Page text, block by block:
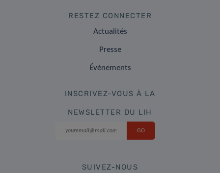
RESTEZ CONNECTER
Actualités
Presse
Événements
INSCRIVEZ-VOUS À LA
NEWSLETTER DU LIH
SUIVEZ-NOUS